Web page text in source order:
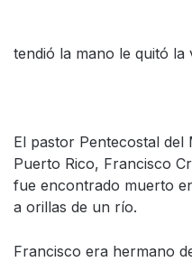
tendió la mano le quitó la
El pastor Pentecostal del
Puerto Rico, Francisco
fue encontrado muerto
a orillas de un río.
Francisco era hermano